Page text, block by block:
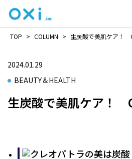
TOP > COLUMN > 生炭酸で美肌ケア！
2024.01.29
BEAUTY＆HEALTH
生炭酸で美肌ケア！